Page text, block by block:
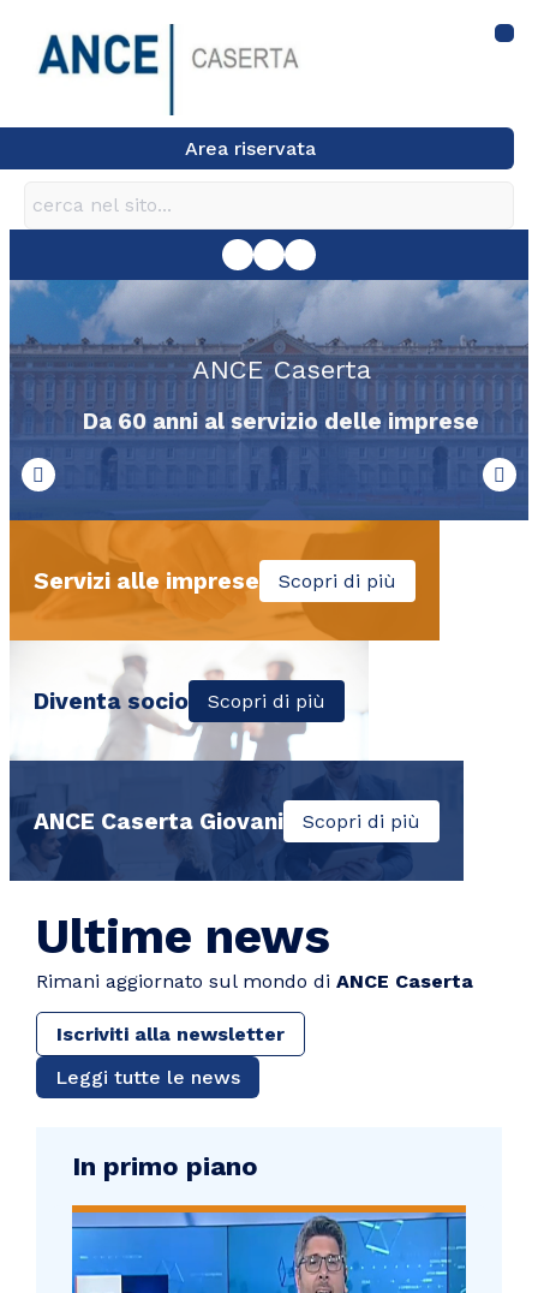
Area riservata
ANCE Caserta
Da 60 anni al servizio delle imprese
Servizi alle imprese Scopri di più
Diventa socio Scopri di più
ANCE Caserta Giovani Scopri di più
Ultime news
Rimani aggiornato sul mondo diANCE Caserta
Iscriviti alla newsletter
Leggi tutte le news
In primo piano